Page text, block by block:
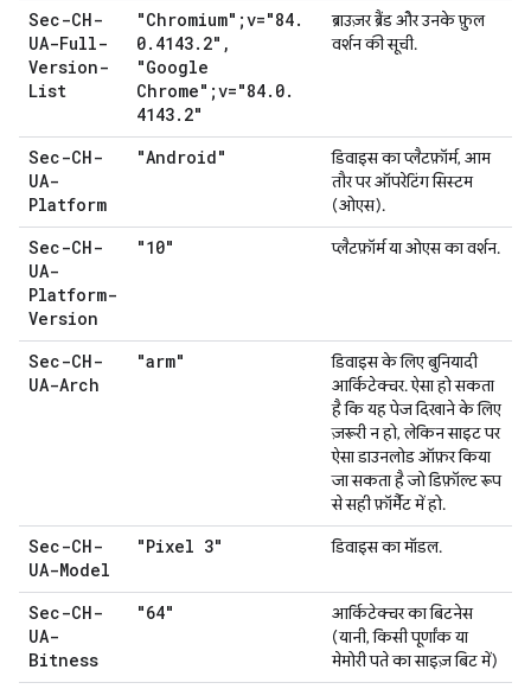
Sec-CH-
UA-Full-
Version-
List
"Chromium";v="84.
0. 4143. 2" ,
"Google
Chrome";v="84. 0.
4143. 2"
ब्राउज़र ब्रैंड और उनके फ़ुल
वर्शन की सूची.
Sec-CH-
UA-
Platform
"Android"
डिवाइस का प्लैटफ़ॉर्म, आम
तौर पर ऑपरेटिंग सिस्टम
(ओएस).
Sec-CH-
UA-
Platform-
Version
"10" प्लैटफ़ॉर्म या ओएस का वर्शन.
Sec-CH-
UA-Arch
"arm"
डिवाइस के लिए बुनियादी
आर्किटेक्चर. ऐसा हो सकता
है कि यह पेज दिखाने के लिए
ज़रूरी न हो, लेकिन साइट पर
ऐसा डाउनलोड ऑफ़र किया
जा सकता है जो डिफ़ॉल्ट रूप
से सही फ़ॉर्मैट में हो.
Sec-CH-
UA-Model
"Pixel 3" डिवाइस का मॉडल.
Sec-CH-
UA-
Bitness
"64"
आर्किटेक्चर का बिटनेस
(यानी, किसी पूर्णांक या
मेमोरी पते का साइज़ बिट में)